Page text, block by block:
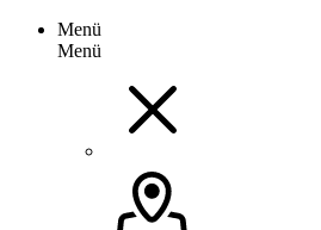
Menü
Menü